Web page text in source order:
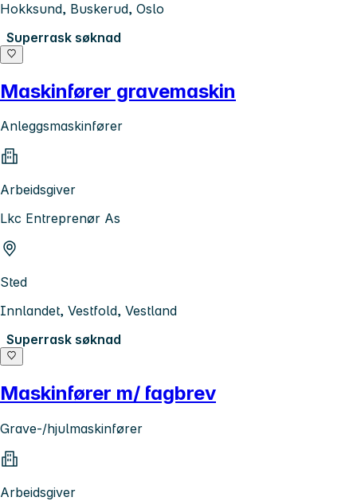
Hokksund, Buskerud, Oslo
Superrask søknad
Maskinfører gravemaskin
Anleggsmaskinfører
Arbeidsgiver
Lkc Entreprenør As
Sted
Innlandet, Vestfold, Vestland
Superrask søknad
Maskinfører m/ fagbrev
Grave-/hjulmaskinfører
Arbeidsgiver